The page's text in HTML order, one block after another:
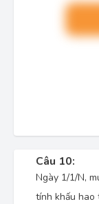
Câu 10:
Ngày 1/1/N,
tính khấu hao